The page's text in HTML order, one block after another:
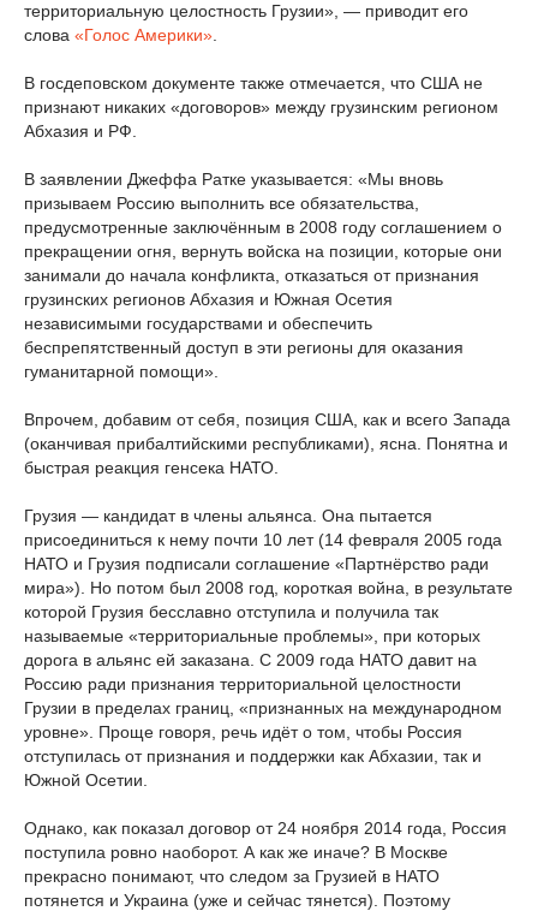
территориальную целостность Грузии», — приводит его
слова «Голос Америки»
В госдеповском документе также отмечается, что США не
признают никаких «договоров» между грузинским регионом
Абхазия и РФ.
В заявлении Джеффа Ратке указывается: «Мы вновь
призываем Россию выполнить все обязательства,
предусмотренные заключённым в 2008 году соглашением о
прекращении огня, вернуть войска на позиции, которые они
занимали до начала конфликта, отказаться от признания
грузинских регионов Абхазия и Южная Осетия
независимыми государствами и обеспечить
беспрепятственный доступ в эти регионы для оказания
гуманитарной помощи».
Впрочем, добавим от себя, позиция США, как и всего Запада
(оканчивая прибалтийскими республиками), ясна. Понятна и
быстрая реакция генсека НАТО.
Грузия — кандидат в члены альянса. Она пытается
присоединиться к нему почти 10 лет (14 февраля 2005 года
НАТО и Грузия подписали соглашение «Партнёрство ради
мира»). Но потом был 2008 год, короткая война, в результате
которой Грузия бесславно отступила и получила так
называемые «территориальные проблемы», при которых
дорога в альянс ей заказана. С 2009 года НАТО давит на
Россию ради признания территориальной целостности
Грузии в пределах границ, «признанных на международном
уровне». Проще говоря, речь идёт о том, чтобы Россия
отступилась от признания и поддержки как Абхазии, так и
Южной Осетии.
Однако, как показал договор от 24 ноября 2014 года, Россия
поступила ровно наоборот. А как же иначе? В Москве
прекрасно понимают, что следом за Грузией в НАТО
потянется и Украина (уже и сейчас тянется). Поэтому